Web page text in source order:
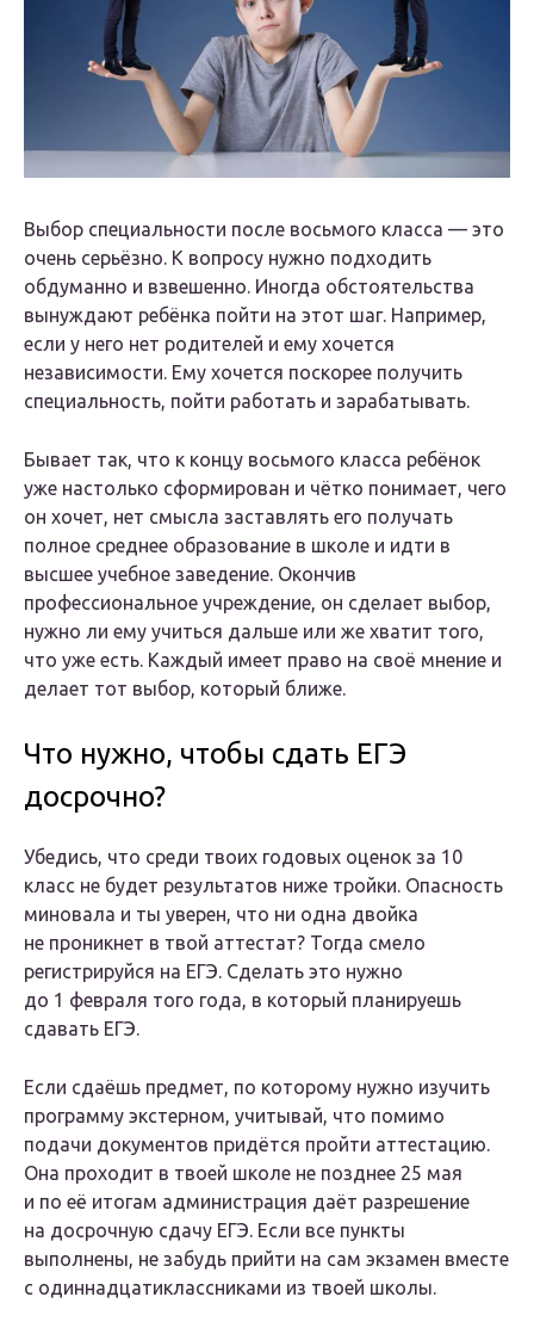
Выбор специальности после восьмого класса — это
очень серьёзно. К вопросу нужно подходить
обдуманно и взвешенно. Иногда обстоятельства
вынуждают ребёнка пойти на этот шаг. Например,
если у него нет родителей и ему хочется
независимости. Ему хочется поскорее получить
специальность, пойти работать и зарабатывать.
Бывает так, что к концу восьмого класса ребёнок
уже настолько сформирован и чётко понимает, чего
он хочет, нет смысла заставлять его получать
полное среднее образование в школе и идти в
высшее учебное заведение. Окончив
профессиональное учреждение, он сделает выбор,
нужно ли ему учиться дальше или же хватит того,
что уже есть. Каждый имеет право на своё мнение и
делает тот выбор, который ближе.
Что нужно, чтобы сдать ЕГЭ
досрочно?
Убедись, что среди твоих годовых оценок за 10
класс не будет результатов ниже тройки. Опасность
миновала и ты уверен, что ни одна двойка
не проникнет в твой аттестат? Тогда смело
регистрируйся на ЕГЭ. Сделать это нужно
до 1 февраля того года, в который планируешь
сдавать ЕГЭ.
Если сдаёшь предмет, по которому нужно изучить
программу экстерном, учитывай, что помимо
подачи документов придётся пройти аттестацию.
Она проходит в твоей школе не позднее 25 мая
и по её итогам администрация даёт разрешение
на досрочную сдачу ЕГЭ. Если все пункты
выполнены, не забудь прийти на сам экзамен вместе
с одиннадцатиклассниками из твоей школы.